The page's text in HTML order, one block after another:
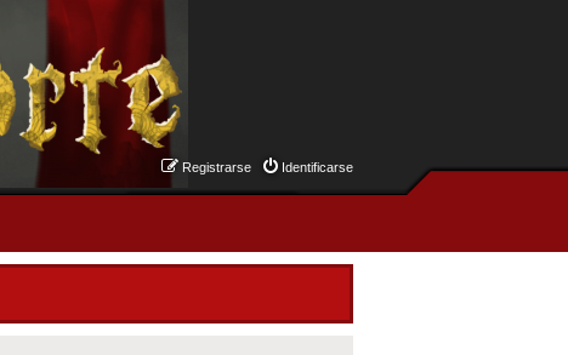
Identificarse
Registrarse